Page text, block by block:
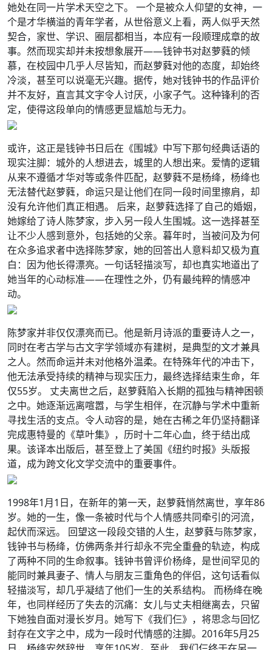
她处在同一片学术天空之下。 一个是被众人仰望的女神，一
个是才华横溢的青年学者，从世俗意义上看，两人似乎天然
契合，家世、学识、圈层都相当，本应有一段顺理成章的故
事。然而现实却并未按想象展开——钱钟书对赵萝蕤的倾
慕，在校园中几乎人尽皆知，而赵萝蕤对他的态度，却始终
冷淡，甚至可以说毫无兴趣。据传，她对钱钟书的作品评价
并不友好，直言其文字令人讨厌，小家子气。这种锋利的否
定，使得这段单向的情感更显尴尬与无力。
或许，这正是钱钟书日后在《围城》中写下那句经典话语的
现实注脚：城外的人想进去，城里的人想出来。爱情的逻辑
从来不遵循才华对等或条件匹配，赵萝蕤不是杨绛，杨绛也
无法替代赵萝蕤，命运只是让他们在同一段时间里擦肩，却
没有允许他们真正相遇。 后来，赵萝蕤选择了自己的婚姻，
她嫁给了诗人陈梦家，步入另一段人生围城。这一选择甚至
让不少人感到意外，包括她的父亲。暮年时，当被问及为何
在众多追求者中选择陈梦家，她的回答出人意料却又极为直
白：因为他长得漂亮。一句话轻描淡写，却也真实地道出了
她当年的心动标准——在理性之外，仍有最纯粹的情感冲
动。
陈梦家并非仅仅漂亮而已。他是新月诗派的重要诗人之一，
同时在考古学与古文字学领域亦有建树，是典型的文才兼具
之人。然而命运并未对他格外温柔。在特殊年代的冲击下，
他无法承受持续的精神与现实压力，最终选择结束生命，年
仅55岁。 丈夫离世之后，赵萝蕤陷入长期的孤独与精神困顿
之中。她逐渐远离喧嚣，与学生相伴，在沉静与学术中重新
寻找生活的支点。令人动容的是，她在古稀之年仍坚持翻译
完成惠特曼的《草叶集》，历时十二年心血，终于结出成
果。该译本出版后，甚至登上了美国《纽约时报》头版报
道，成为跨文化文学交流中的重要事件。
1998年1月1日，在新年的第一天，赵萝蕤悄然离世，享年86
岁。她的一生，像一条被时代与个人情感共同牵引的河流，
起伏而深远。 回望这一段段交错的人生，赵萝蕤与陈梦家，
钱钟书与杨绛，仿佛两条并行却永不完全重叠的轨迹，构成
了两种不同的生命叙事。钱钟书曾评价杨绛，是世间罕见的
能同时兼具妻子、情人与朋友三重角色的伴侣，这句话看似
轻描淡写，却几乎凝结了他们一生的关系结构。 而杨绛在晚
年，也同样经历了失去的沉痛：女儿与丈夫相继离去，只留
下她独自面对漫长岁月。她写下《我们仨》，将思念与回忆
封存在文字之中，成为一段时代情感的注脚。2016年5月25